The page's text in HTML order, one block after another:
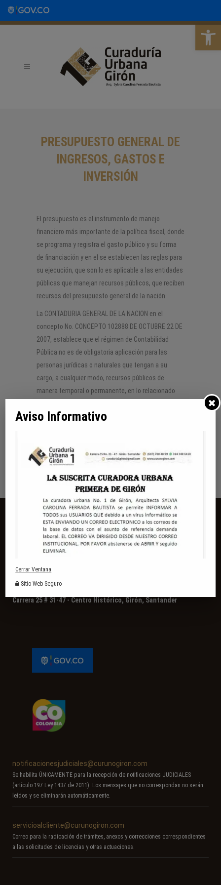
Abrir
PRESUPUESTO GENERAL DE
INGRESOS, GASTOS E
INVERSIÓN
El presupuesto es el instrumento de manejo
financiero más importante de la política fiscal, donde
se programa y registra el gasto público y su forma
de financiación y en el se establecen las reglas para
su ejecución, que son lo es aplicable a las entidades
públicas que manejan recursos públicos, que reciben
recursos del presupuesto general de la nación.
La CONTADURIA GENERAL DE LA NACION en el
concepto No. CONCEPTO 102888 DE OCTUBRE 22 DE
2007, establece que el régimen de Contabilidad
Pública no es de obligatoria aplicación para las
personas jurídicas o naturales que tengan a su
cargo, a cualquier modo, recursos públicos de
manera temporal o permanente, en lo relacionado
su calidad de particular, que desarrolla una función
disposiciones del Decreto 2649 de 1993.
CONTÁCTENOS
(+57) (607) 6672905
servicioalcliente@curunogiron.com
Carrera 25 # 31-47 - Centro Histórico, Girón, Santander
notificacionesjudiciales@curunogiron.com
Se habilita ÚNICAMENTE para la recepción de notificaciones JUDICIALES
(artículo 197 Ley 1437 de 2011). Los mensajes que no correspondan no serán
leídos y se eliminarán automáticamente.
servicioalcliente@curunogiron.com
Correo para la radicación de trámites, anexos y correcciones correspondientes
a las solicitudes de licencias y otras actuaciones.
Aviso Informativo
Cerrar Ventana
Sitio Web Seguro